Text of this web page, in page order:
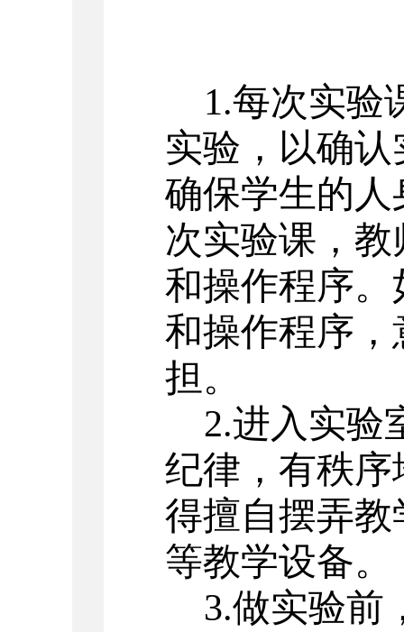
1.每次实验
实验，以确
确保学生的
次实验课，
和操作程序
和操作程序
担。
2.进入实验
纪律，有秩
得擅自摆弄
等教学设备。
3.做实验前